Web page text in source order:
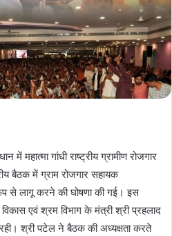
में महात्मा गांधी राष्ट्रीय ग्रामीण रोजगार
बैठक में ग्राम रोजगार सहायक
से लागू करने की घोषणा की गई। इस
विकास एवं श्रम विभाग के मंत्री श्री प्रहलाद
श्री पटेल ने बैठक की अध्यक्षता करते